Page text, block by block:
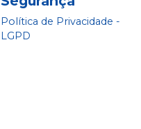
Política de Privacidade -
LGPD